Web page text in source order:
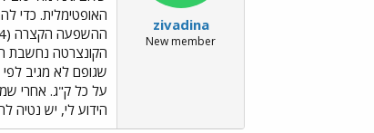
zivadina
New member
האופטימלית. כדי
הידוע לי, יש נטיה